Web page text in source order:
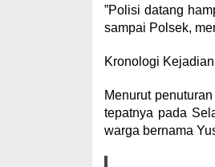
​”Polisi datang
sampai Polsek,
​Kronologi
​Menurut
tepatnya pada
warga bernama